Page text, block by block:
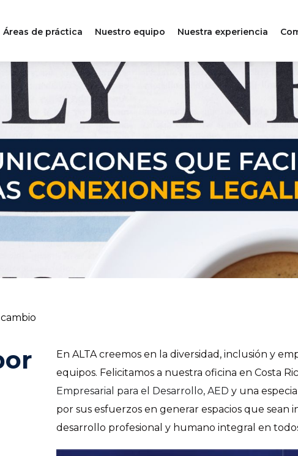
Áreas de práctica Nuestro equipo Nuestra experiencia
En ALTA creemos en la diversidad, inclusión y
equipos. Felicitamos a nuestra oficina en Costa
Empresarial para el Desarrollo, AED y una
por sus esfuerzos en generar espacios que
desarrollo profesional y humano integral en